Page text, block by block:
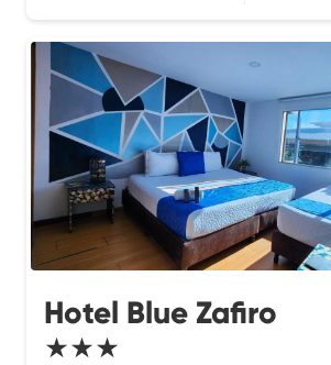
Hotel Blue Zafiro
★★★